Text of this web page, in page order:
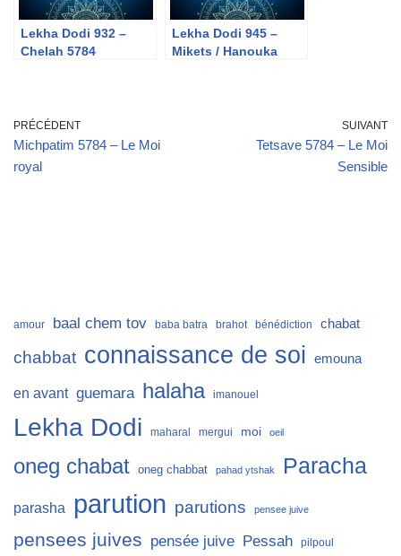
Lekha Dodi 932 –
Chelah 5784
Lekha Dodi 945 –
Mikets / Hanouka
PRÉCÉDENT
Michpatim 5784 – Le Moi
royal
SUIVANT
Tetsave 5784 – Le Moi
Sensible
amour baal chem tov baba batra brahot bénédiction chabat
chabbat connaissance de soi emouna
en avant guemara halaha imanouel
Lekha Dodi maharal mergui moi oeil
oneg chabat oneg chabbat pahad ytshak Paracha
parasha parution parutions pensee juive
pensees juives pensée juive Pessah pilpoul